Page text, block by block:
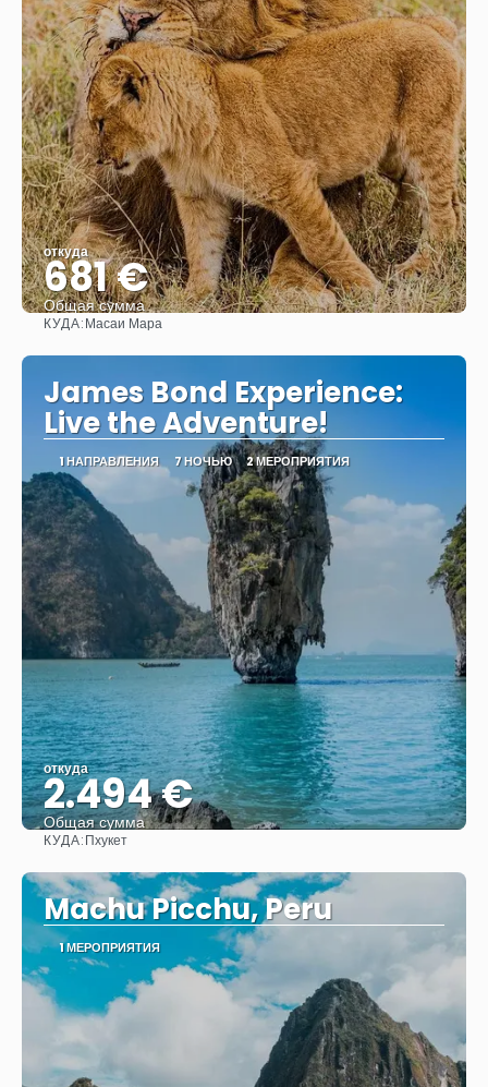
откуда
681 €
Общая сумма
КУДА:Масаи Мара
James Bond Experience:
Live the Adventure!
1 НАПРАВЛЕНИЯ 7 НОЧЬЮ 2 МЕРОПРИЯТИЯ
откуда
2.494 €
Общая сумма
КУДА:Пхукет
Machu Picchu, Peru
1 МЕРОПРИЯТИЯ